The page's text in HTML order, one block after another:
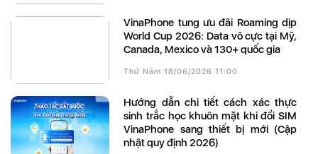
VinaPhone tung ưu đãi Roaming dịp
World Cup 2026: Data vô cực tại Mỹ,
Canada, Mexico và 130+ quốc gia
Thứ Năm 18/06/2026 11:00
Hướng dẫn chi tiết cách xác thực
sinh trắc học khuôn mặt khi đổi SIM
VinaPhone sang thiết bị mới (Cập
nhật quy định 2026)